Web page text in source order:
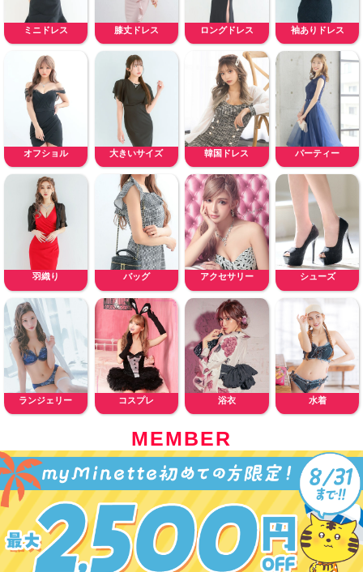
ミニドレス 膝丈ドレス ロングドレス 袖ありドレス
オフショル 大きいサイズ 韓国ドレス パーティー
羽織り バッグ アクセサリー シューズ
ランジェリー コスプレ 浴衣 水着
MEMBER